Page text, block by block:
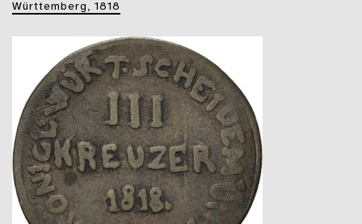
Württemberg, 1818